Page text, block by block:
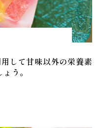
して甘味以外の栄養素
う。